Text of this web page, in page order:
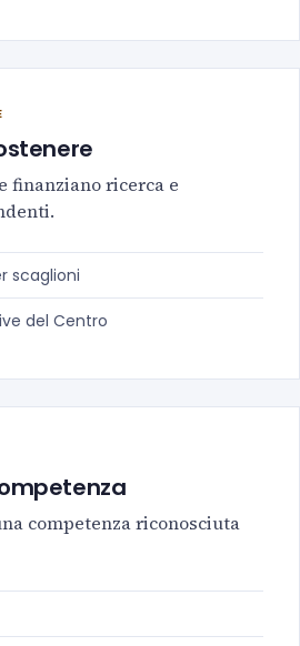
finanziano ricerca e
scaglioni
del Centro
competenza riconosciuta